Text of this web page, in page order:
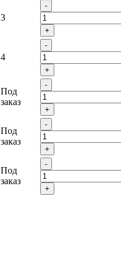
3
-
+
4
-
+
Под
заказ
-
+
Под
заказ
-
+
Под
заказ
-
+